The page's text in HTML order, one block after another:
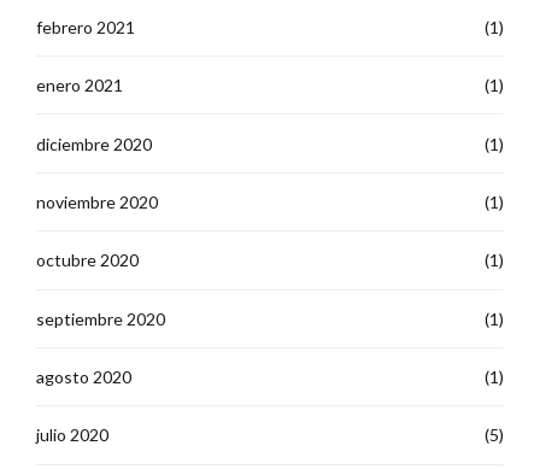
febrero 2021 (1)
enero 2021 (1)
diciembre 2020 (1)
noviembre 2020 (1)
octubre 2020 (1)
septiembre 2020 (1)
agosto 2020 (1)
julio 2020 (5)